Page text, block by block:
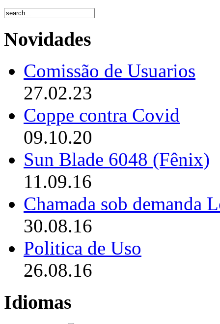
Novidades
Comissão de Usuarios
27.02.23
Coppe contra Covid
09.10.20
Sun Blade 6048 (Fênix)
11.09.16
Chamada sob demanda
30.08.16
Politica de Uso
26.08.16
Idiomas